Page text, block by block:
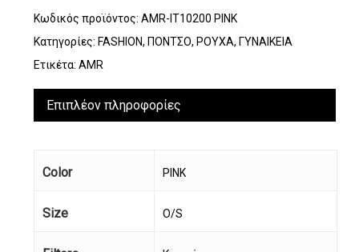
Κωδικός προϊόντος: AMR-IT10200 PINK
Κατηγορίες: FASHION, ΠΟΝΤΣΟ, ΡΟΥΧΑ, ΓΥΝΑΙΚΕΙΑ
Ετικέτα: AMR
Επιπλέον πληροφορίες
Color PINK
Size O/S